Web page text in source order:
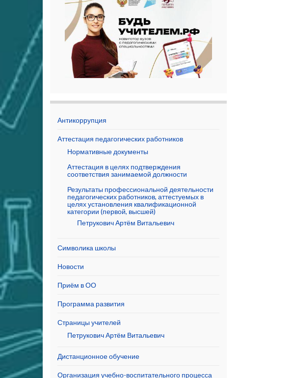
Антикоррупция
Аттестация педагогических работников
Нормативные документы
Аттестация в целях подтверждения
соответствия занимаемой должности
Результаты профессиональной деятельности
педагогических работников, аттестуемых в
целях установления квалификационной
категории (первой, высшей)
Петрукович Артём Витальевич
Символика школы
Новости
Приём в ОО
Программа развития
Страницы учителей
Петрукович Артём Витальевич
Дистанционное обучение
Организация учебно-воспитательного процесса